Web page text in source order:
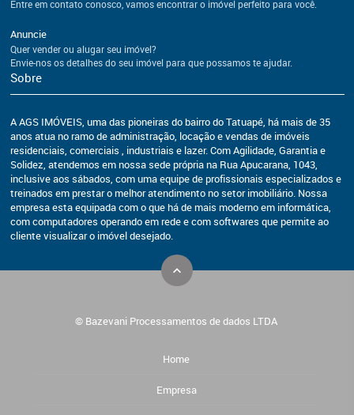
Entre em contato conosco, vamos encontrar o imóvel perfeito para você.
Anuncie
Quer vender ou alugar seu imóvel?
Envie-nos os detalhes do seu imóvel para que possamos te ajudar.
Sobre
A AGS IMÓVEIS, uma das pioneiras do bairro do Tatuapé, há mais de 35
anos atua no ramo de administração, locação e vendas de imóveis
residenciais, comerciais , industriais e lazer. Com Agilidade, Garantia e
Solidez, atendemos em nossa sede própria na Rua Apucarana, 1043,
inclusive aos sábados, com uma equipe de profissionais especializados e
treinados em prestar o melhor atendimento no setor imobiliário. Nossa
empresa esta equipada com o que há de mais moderno em informática,
com computadores operando em rede e com softwares que permite ao
cliente visualizar o imóvel desejado.
© Bazevani Processamentos de dados LTDA
Home
Empresa